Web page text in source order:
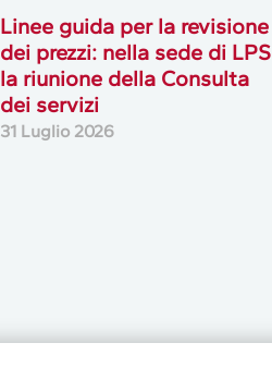
Linee guida per la revisione
dei prezzi: nella sede di LPS
la riunione della Consulta
dei servizi
31 Luglio 2026